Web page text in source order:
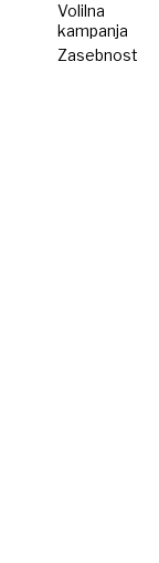
Volilna
kampanja
Zasebnost